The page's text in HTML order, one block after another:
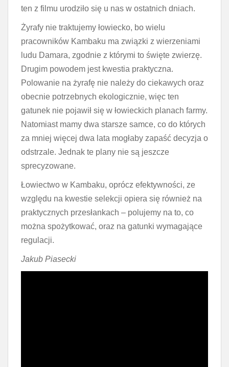
ten z filmu urodziło się u nas w ostatnich dniach.
Żyrafy nie traktujemy łowiecko, bo wielu
pracowników Kambaku ma związki z wierzeniami
ludu Damara, zgodnie z którymi to święte zwierzę.
Drugim powodem jest kwestia praktyczna.
Polowanie na żyrafę nie należy do ciekawych oraz
obecnie potrzebnych ekologicznie, więc ten
gatunek nie pojawił się w łowieckich planach farmy.
Natomiast mamy dwa starsze samce, co do których
za mniej więcej dwa lata mogłaby zapaść decyzja o
odstrzale. Jednak te plany nie są jeszcze
sprecyzowane.
Łowiectwo w Kambaku, oprócz efektywności, ze
względu na kwestie selekcji opiera się również na
praktycznych przesłankach – polujemy na to, co
można spożytkować, oraz na gatunki wymagające
regulacji.
Jakub Piasecki